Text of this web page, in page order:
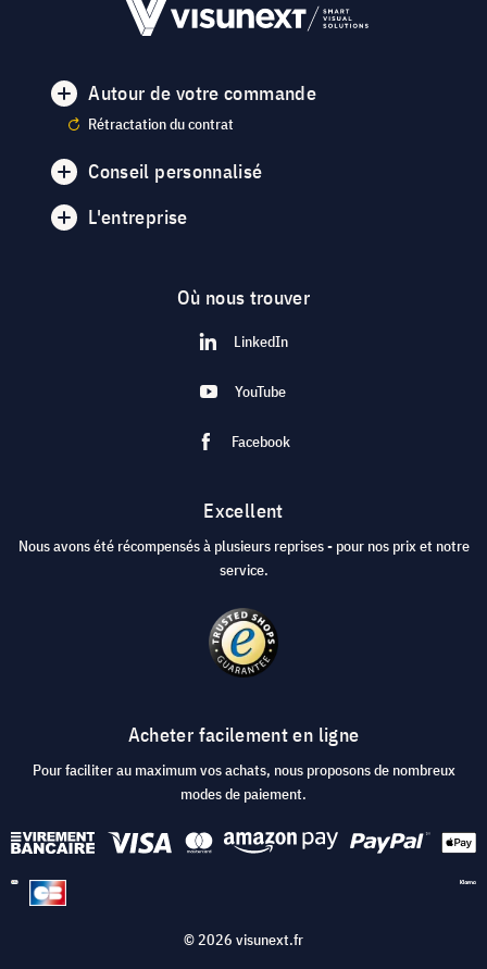
Autour de votre commande
Rétractation du contrat
Conseil personnalisé
L'entreprise
Où nous trouver
LinkedIn
YouTube
Facebook
Excellent
Nous avons été récompensés à plusieurs reprises - pour nos prix et notre
service.
Acheter facilement en ligne
Pour faciliter au maximum vos achats, nous proposons de nombreux
modes de paiement.
© 2026 visunext.fr